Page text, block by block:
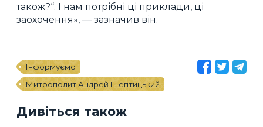
також?“. І нам потрібні ці приклади, ці
заохочення», — зазначив він.
Інформуємо
Митрополит Андрей Шептицький
Дивіться також